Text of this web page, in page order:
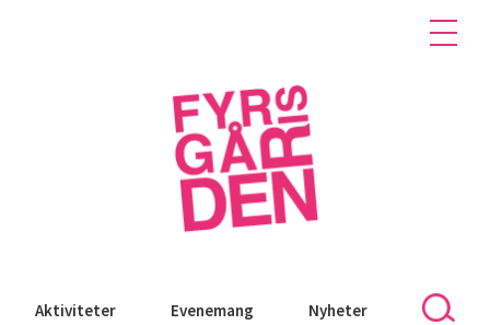
Aktiviteter Evenemang Nyheter